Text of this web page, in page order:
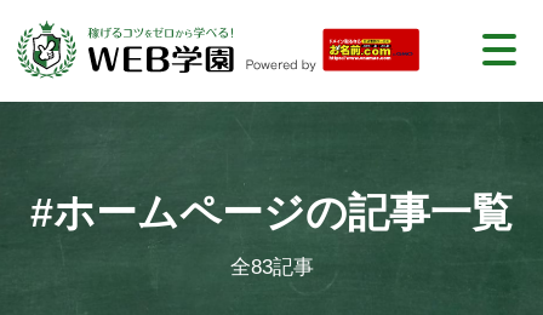
#ホームページの記事一覧
全83記事